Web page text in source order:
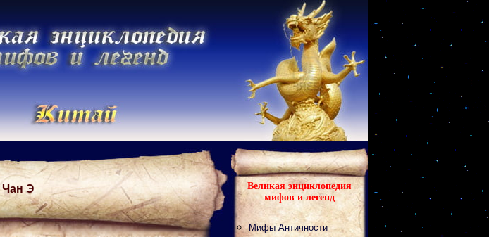
Чан Э
Великая энциклопедия
мифов и легенд
Мифы Античности